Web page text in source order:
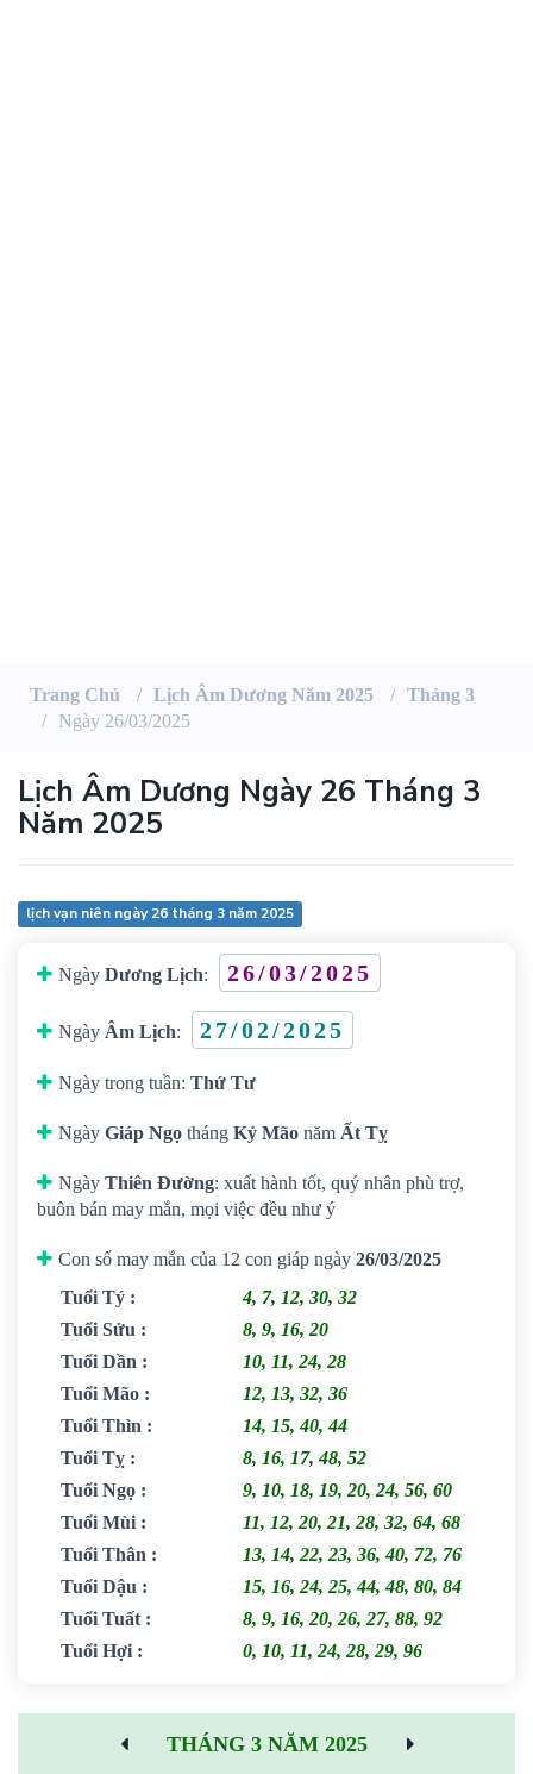
Trang Chủ Lịch Âm Dương Năm 2025
Tháng 3
Ngày 26/03/2025
Lịch Âm Dương Ngày 26 Tháng 3
Năm 2025
lịch vạn niên ngày 26 tháng 3 năm 2025
Ngày Dương Lịch: 26/03/2025
Ngày Âm Lịch: 27/02/2025
Ngày trong tuần: Thứ Tư
Ngày Giáp Ngọ tháng Kỷ Mão năm Ất Tỵ
Ngày Thiên Đường: xuất hành tốt, quý nhân phù trợ,
buôn bán may mắn, mọi việc đều như ý
Con số may mắn của 12 con giáp ngày 26/03/2025
Tuổi Tý :
4, 7, 12, 30, 32
Tuổi Sửu :
8, 9, 16, 20
Tuổi Dần :
10, 11, 24, 28
Tuổi Mão :
12, 13, 32, 36
Tuổi Thìn :
14, 15, 40, 44
Tuổi Tỵ :
8, 16, 17, 48, 52
Tuổi Ngọ :
9, 10, 18, 19, 20, 24, 56, 60
Tuổi Mùi :
11, 12, 20, 21, 28, 32, 64, 68
Tuổi Thân :
13, 14, 22, 23, 36, 40, 72, 76
Tuổi Dậu :
15, 16, 24, 25, 44, 48, 80, 84
Tuổi Tuất :
8, 9, 16, 20, 26, 27, 88, 92
Tuổi Hợi : 0, 10, 11, 24, 28, 29, 96
THÁNG 3 NĂM 2025